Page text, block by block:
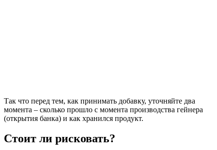
Так что перед тем, как принимать добавку, уточняйте два
момента – сколько прошло с момента производства гейнера
(открытия банка) и как хранился продукт.
Стоит ли рисковать?